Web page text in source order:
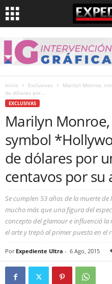
Inicio Exclusivas
Marilyn Monroe,
de dólares por...
EXCLUSIVAS
Marilyn
symbol
de dólares por
centavos por su
Se cumplen 53 años de la muerte
mucho más que una figura del
concepto del glamour e influenció
el arte y trepó al primer puesto en el
Por Expediente Ultra - 6 Ago, 2015